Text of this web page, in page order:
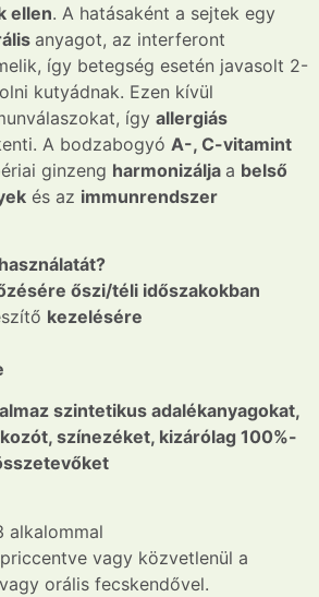
ellen. A hatásaként a sejtek egy
anyagot, az interferont
így betegség esetén javasolt 2-
kutyádnak. Ezen kívül
így allergiás
A bodzabogyó A-, C-vitamint
ginzeng harmonizálja a belső
és az immunrendszer
őszi/téli időszakokban
kezelésére
szintetikus adalékanyagokat,
színezéket, kizárólag 100%-
alkalommal
vagy közvetlenül a
orális fecskendővel.